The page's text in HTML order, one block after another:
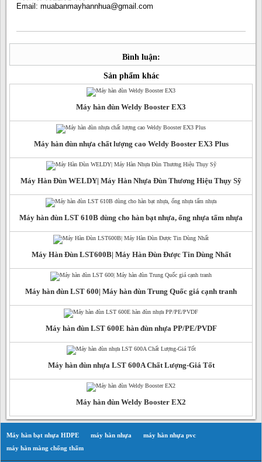
Email: muabanmayhannhua@gmail.com
Bình luận:
Sản phẩm khác
Máy hàn đùn Weldy Booster EX3
Máy hàn đùn nhựa chất lượng cao Weldy Booster EX3 Plus
Máy Hàn Đùn WELDY| Máy Hàn Nhựa Đùn Thương Hiệu Thụy Sỹ
Máy hàn đùn LST 610B dùng cho hàn bạt nhựa, ống nhựa tấm nhựa
Máy Hàn Đùn LST600B| Máy Hàn Đùn Được Tin Dùng Nhất
Máy hàn đùn LST 600| Máy hàn đùn Trung Quốc giá cạnh tranh
Máy hàn đùn LST 600E hàn đùn nhựa PP/PE/PVDF
Máy hàn đùn nhựa LST 600A Chất Lượng-Giá Tốt
Máy hàn đùn Weldy Booster EX2
Máy hàn bạt nhựa HDPE máy hàn nhựa
máy hàn nhựa pvc
máy hàn màng chống thấm